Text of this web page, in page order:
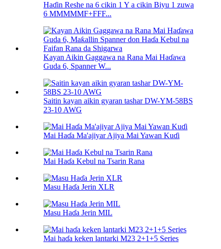
Haɗin Reshe na 6 cikin 1 Y a cikin Biyu 1 zuwa
6 MMMMMF+FFF...
Kayan Aikin Gaggawa na Rana Mai Haɗawa
Guda 6, Spanner W...
Saitin kayan aikin gyaran tashar DW-YM-58BS
23-10 AWG
Mai Haɗa Ma'ajiyar Ajiya Mai Yawan Kuɗi
Mai Haɗa Kebul na Tsarin Rana
Masu Haɗa Jerin XLR
Masu Haɗa Jerin MIL
Mai haɗa keken lantarki M23 2+1+5 Series